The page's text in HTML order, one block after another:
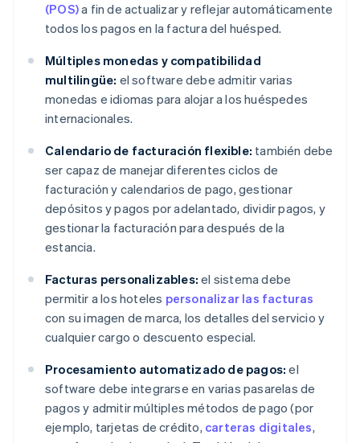
(POS)a fin de actualizar y reflejar automáticamente
todos los pagos en la factura del huésped.
Múltiples monedas y compatibilidad
multilingüe: el software debe admitir varias
monedas e idiomas para alojar a los huéspedes
internacionales.
Calendario de facturación flexible: también debe
ser capaz de manejar diferentes ciclos de
facturación y calendarios de pago, gestionar
depósitos y pagos por adelantado, dividir pagos, y
gestionar la facturación para después de la
estancia.
Facturas personalizables: el sistema debe
permitir a los hoteles personalizar las facturas
con su imagen de marca, los detalles del servicio y
cualquier cargo o descuento especial.
Procesamiento automatizado de pagos: el
software debe integrarse en varias pasarelas de
pagos y admitir múltiples métodos de pago (por
ejemplo, tarjetas de crédito, carteras digitales,